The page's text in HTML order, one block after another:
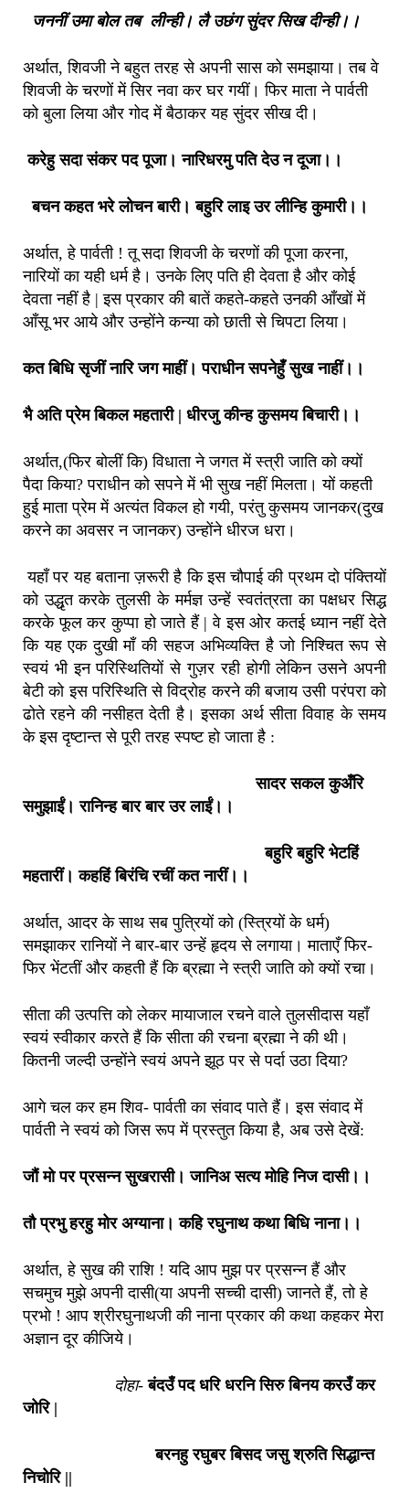
जननीं उमा बोल तब लीन्ही। लै उछंग सुंदर सिख दीन्ही।।
अर्थात, शिवजी ने बहुत तरह से अपनी सास को समझाया। तब वे
शिवजी के चरणों में सिर नवा कर घर गयीं। फिर माता ने पार्वती
को बुला लिया और गोद में बैठाकर यह सुंदर सीख दी।
करेहु सदा संकर पद पूजा। नारिधरमु पति देउ न दूजा।।
बचन कहत भरे लोचन बारी। बहुरि लाइ उर लीन्हि कुमारी।।
अर्थात, हे पार्वती ! तू सदा शिवजी के चरणों की पूजा करना,
नारियों का यही धर्म है। उनके लिए पति ही देवता है और कोई
देवता नहीं है | इस प्रकार की बातें कहते-कहते उनकी आँखों में
आँसू भर आये और उन्होंने कन्या को छाती से चिपटा लिया।
कत बिधि सृजीं नारि जग माहीं। पराधीन सपनेहुँ सुख नाहीं।।
भै अति प्रेम बिकल महतारी | धीरजु कीन्ह कुसमय बिचारी।।
अर्थात,(फिर बोलीं कि) विधाता ने जगत में स्त्री जाति को क्यों
पैदा किया? पराधीन को सपने में भी सुख नहीं मिलता। यों कहती
हुई माता प्रेम में अत्यंत विकल हो गयी, परंतु कुसमय जानकर(दुख
करने का अवसर न जानकर) उन्होंने धीरज धरा।
यहाँ पर यह बताना ज़रूरी है कि इस चौपाई की प्रथम दो पंक्तियों
को उद्धृत करके तुलसी के मर्मज्ञ उन्हें स्वतंत्रता का पक्षधर सिद्ध
करके फूल कर कुप्पा हो जाते हैं | वे इस ओर कतई ध्यान नहीं देते
कि यह एक दुखी माँ की सहज अभिव्यक्ति है जो निश्चित रूप से
स्वयं भी इन परिस्थितियों से गुज़र रही होगी लेकिन उसने अपनी
बेटी को इस परिस्थिति से विद्रोह करने की बजाय उसी परंपरा को
ढोते रहने की नसीहत देती है। इसका अर्थ सीता विवाह के समय
के इस दृष्टान्त से पूरी तरह स्पष्ट हो जाता है :
सादर सकल कुअँरि
समुझाईं। रानिन्ह बार बार उर लाईं।।
बहुरि बहुरि भेटहिं
महतारीं। कहहिं बिरंचि रचीं कत नारीं।।
अर्थात, आदर के साथ सब पुत्रियों को (स्त्रियों के धर्म)
समझाकर रानियों ने बार-बार उन्हें हृदय से लगाया। माताएँ फिर-
फिर भेंटतीं और कहती हैं कि ब्रह्मा ने स्त्री जाति को क्यों रचा।
सीता की उत्पत्ति को लेकर मायाजाल रचने वाले तुलसीदास यहाँ
स्वयं स्वीकार करते हैं कि सीता की रचना ब्रह्मा ने की थी।
कितनी जल्दी उन्होंने स्वयं अपने झूठ पर से पर्दा उठा दिया?
आगे चल कर हम शिव- पार्वती का संवाद पाते हैं। इस संवाद में
पार्वती ने स्वयं को जिस रूप में प्रस्तुत किया है, अब उसे देखें:
जौं मो पर प्रसन्न सुखरासी। जानिअ सत्य मोहि निज दासी।।
तौ प्रभु हरहु मोर अग्याना। कहि रघुनाथ कथा बिधि नाना।।
अर्थात, हे सुख की राशि ! यदि आप मुझ पर प्रसन्न हैं और
सचमुच मुझे अपनी दासी(या अपनी सच्ची दासी) जानते हैं, तो हे
प्रभो ! आप श्रीरघुनाथजी की नाना प्रकार की कथा कहकर मेरा
अज्ञान दूर कीजिये।
दोहा-बंदउँ पद धरि धरनि सिरु बिनय करउँ कर
जोरि |
बरनहु रघुबर बिसद जसु श्रुति सिद्धान्त
निचोरि ||